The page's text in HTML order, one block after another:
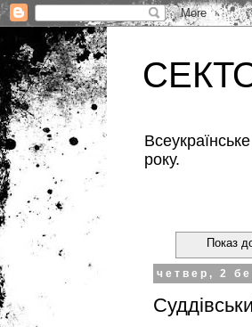
року.
Показ
четвер, 2